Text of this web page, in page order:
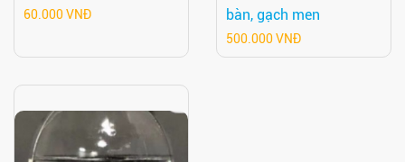
60.000 VNĐ
bàn, gạch men
500.000 VNĐ